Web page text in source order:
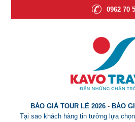
0962 70
BÁO GIÁ TOUR LẺ 2026 - BÁO
Tại sao khách hàng tin tưởng lựa